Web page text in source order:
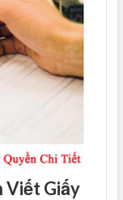
Viết Giấy